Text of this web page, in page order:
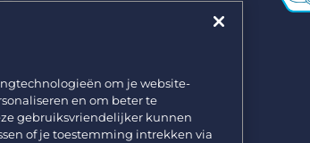
om je website-
en om beter te
gebruiksvriendelijker kunnen
of je toestemming intrekken via